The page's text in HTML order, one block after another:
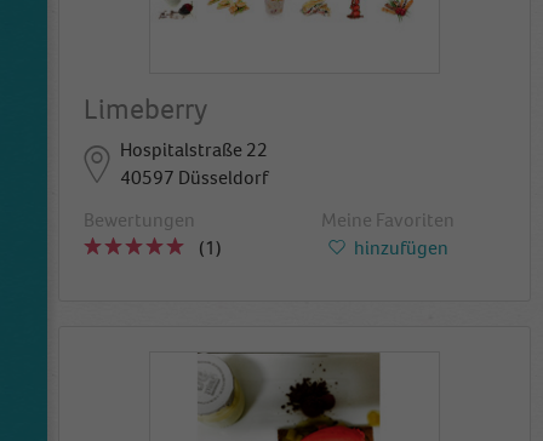
Limeberry
Hospitalstraße 22
40597 Düsseldorf
Bewertungen
(1)
Meine Favoriten
hinzufügen